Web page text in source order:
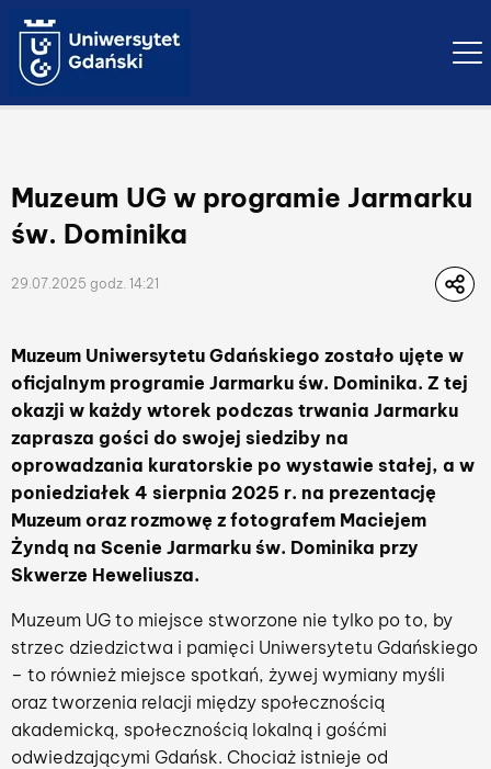
Muzeum UG w programie Jarmarku
św. Dominika
29.07.2025 godz. 14:21
Muzeum Uniwersytetu Gdańskiego zostało ujęte w
oficjalnym programie Jarmarku św. Dominika. Z tej
okazji w każdy wtorek podczas trwania Jarmarku
zaprasza gości do swojej siedziby na
oprowadzania kuratorskie po wystawie stałej, a w
poniedziałek 4 sierpnia 2025 r. na prezentację
Muzeum oraz rozmowę z fotografem Maciejem
Żyndą na Scenie Jarmarku św. Dominika przy
Skwerze Heweliusza.
Muzeum UG to miejsce stworzone nie tylko po to, by
strzec dziedzictwa i pamięci Uniwersytetu Gdańskiego
– to również miejsce spotkań, żywej wymiany myśli
oraz tworzenia relacji między społecznością
akademicką, społecznością lokalną i gośćmi
odwiedzającymi Gdańsk. Chociaż istnieje od